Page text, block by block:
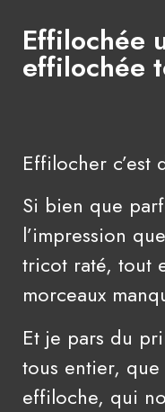
Effilochée
effilochée
Effilocher c’est
Si bien que
l’impression
tricot raté, tout
morceaux
Et je pars du
tous entier, que
effiloche, qui